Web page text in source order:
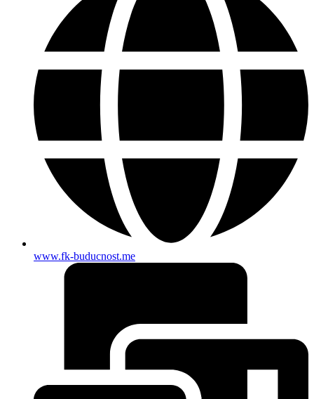
www.fk-buducnost.me